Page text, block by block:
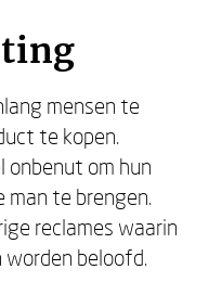
mensen te
te kopen.
onbenut om hun
man te brengen.
reclames waarin
beloofd.